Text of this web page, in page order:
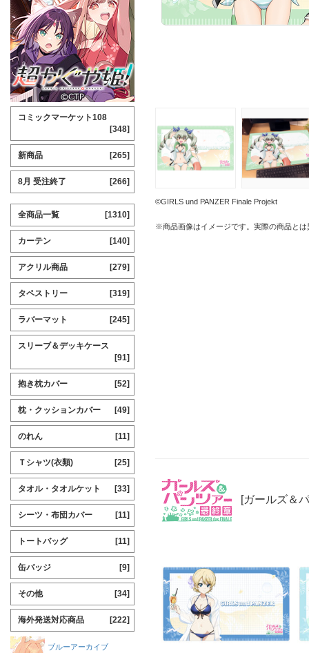
©GIRLS und PANZER Finale Projekt
※商品画像はイメージです。実際の商品と
[ガールズ＆
コミックマーケット108
[348]
新商品 [265]
8月 受注終了 [266]
全商品一覧 [1310]
カーテン [140]
アクリル商品 [279]
タペストリー [319]
ラバーマット [245]
スリーブ＆デッキケース
[91]
抱き枕カバー [52]
枕・クッションカバー [49]
のれん [11]
Ｔシャツ(衣類) [25]
タオル・タオルケット [33]
シーツ・布団カバー [11]
トートバッグ [11]
缶バッジ [9]
その他 [34]
海外発送対応商品 [222]
ブルーアーカイブ